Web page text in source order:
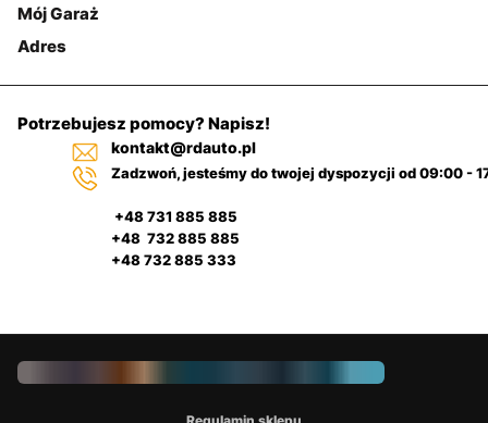
Mój Garaż
Adres
Potrzebujesz pomocy? Napisz!
kontakt@rdauto.pl
Zadzwoń, jesteśmy do twojej dyspozycji od 09:00 -
+48 731 885 885
+48 732 885 885
+48 732 885 333